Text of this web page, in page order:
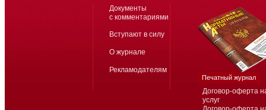
Договор-оферта
услуг
Документы
с комментариями
Вступают в силу
О журнале
Рекламодателям
Печатный журнал